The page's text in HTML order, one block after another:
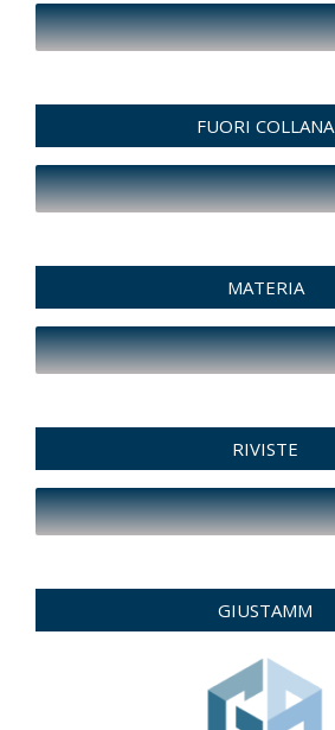
FUORI COLLANA
MATERIA
RIVISTE
GIUSTAMM